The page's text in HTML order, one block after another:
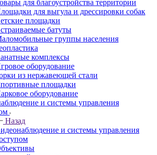
для благоустройства территории
для выгула и дрессировки собак
площадки
батуты
группы населения
комплексы
оборудование
из нержавеющей стали
площадки
оборудование
и системы управления
Назад
и системы управления